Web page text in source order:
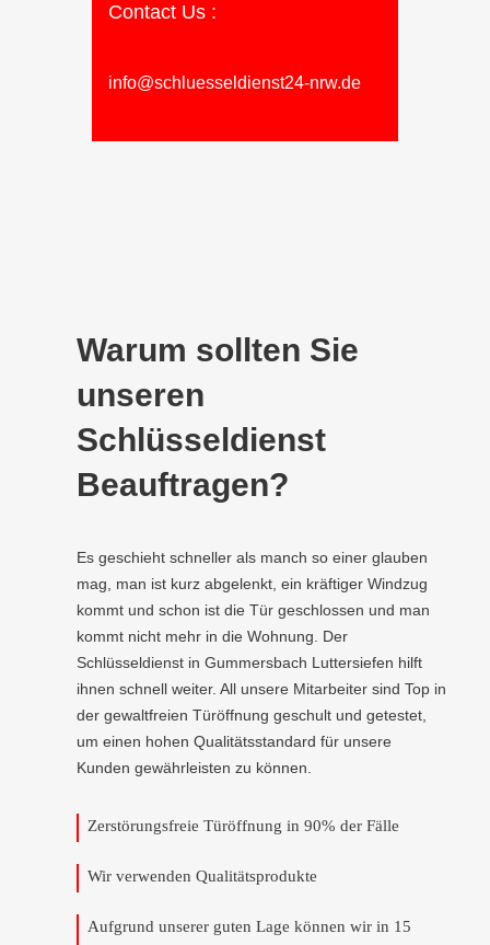
Contact Us :
info@schluesseldienst24-nrw.de
Warum sollten Sie
unseren
Schlüsseldienst
Beauftragen?
Es geschieht schneller als manch so einer glauben
mag, man ist kurz abgelenkt, ein kräftiger Windzug
kommt und schon ist die Tür geschlossen und man
kommt nicht mehr in die Wohnung. Der
Schlüsseldienst in Gummersbach Luttersiefen hilft
ihnen schnell weiter. All unsere Mitarbeiter sind Top in
der gewaltfreien Türöffnung geschult und getestet,
um einen hohen Qualitätsstandard für unsere
Kunden gewährleisten zu können.
Zerstörungsfreie Türöffnung in 90% der Fälle
Wir verwenden Qualitätsprodukte
Aufgrund unserer guten Lage können wir in 15